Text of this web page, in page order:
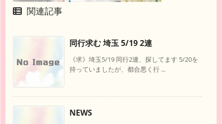
関連記事
同行求む 埼玉 5/19 2連
《求》埼玉5/19 同行2連、探してます 5/20を
持っていましたが、都合悪く行 ...
NEWS